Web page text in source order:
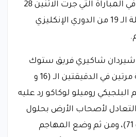
(3-4) في عقر داره في المباراة التي جرت الاثنين 28
ديسمبر في المرحلة الـ 19 من الدوري الإنكليزي
شاكيري فريق ستوك
سيتي في المقدمة مرتين في الدقيقتين الـ (16 و
البلجيكي روميلو لوكاكو رد عليه
لأصحاب الأرض بحلول
الدقيقتين الـ (22 و 71)، ومن ثم وضع المهاجم